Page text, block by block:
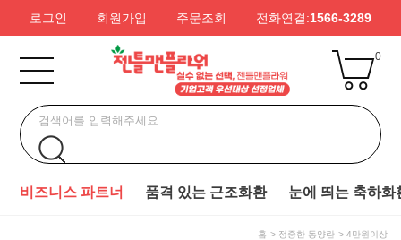
로그인 회원가입 주문조회 전화연결:1566-3289
0
비즈니스 파트너 품격 있는 근조화환 눈에 띄는 축하화
홈 정중한 동양란 4만원이상